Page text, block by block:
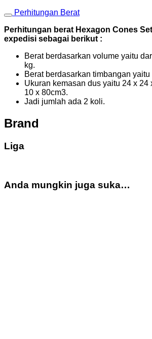
Perhitungan Berat
Perhitungan berat Hexagon Cones
expedisi sebagai berikut :
Berat berdasarkan volume yaitu
kg.
Berat berdasarkan timbangan yaitu
Ukuran kemasan dus yaitu 24 x 24
10 x 80cm3.
Jadi jumlah ada 2 koli.
Brand
Liga
Anda mungkin juga suka…